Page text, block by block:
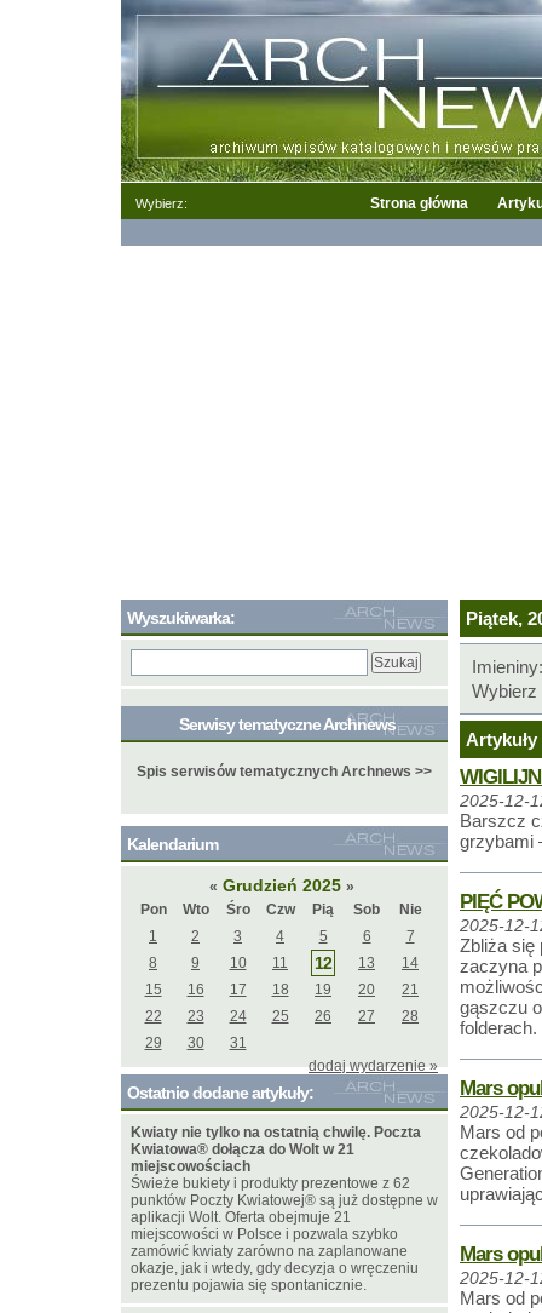
Wybierz: Strona główna
Piątek,
Wybierz
2025-12-
Barszcz
grzybami
PIĘĆ
2025-12-
Zbliża się
zaczyna
gąszczu
folderach.
Mars
2025-12-
Mars od
Mars
2025-12-
Mars od
Wyszukiwarka:
Serwisy tematyczne Archnews
Spis serwisów tematycznych Archnews >>
Kalendarium
« Grudzień 2025 »
Pon
Wto Śro Czw Pią Sob
Nie
1
2 3 4 5 6
7
8
9 10 11 12 13
14
15
16 17 18 19 20
21
22
23 24 25 26 27
28
29
30
31
dodaj wydarzenie »
Ostatnio dodane artykuły:
Kwiaty nie tylko na ostatnią chwilę. Poczta
Kwiatowa® dołącza do Wolt w 21
miejscowościach
Świeże bukiety i produkty prezentowe z 62
punktów Poczty Kwiatowej® są już dostępne w
aplikacji Wolt. Oferta obejmuje 21
miejscowości w Polsce i pozwala szybko
zamówić kwiaty zarówno na zaplanowane
okazje, jak i wtedy, gdy decyzja o wręczeniu
prezentu pojawia się spontanicznie.